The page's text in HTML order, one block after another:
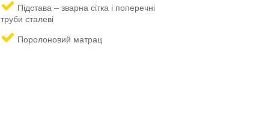
Підстава – зварна сітка і поперечні
труби сталеві
Поролоновий матрац